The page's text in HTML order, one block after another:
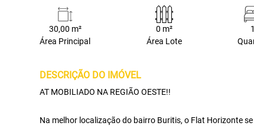
30,00 m²
Área Principal
0 m²
Área Lote
1
DESCRIÇÃO DO IMÓVEL
AT MOBILIADO NA REGIÃO OESTE!!
Na melhor localização do bairro Buritis, o Flat Horizonte